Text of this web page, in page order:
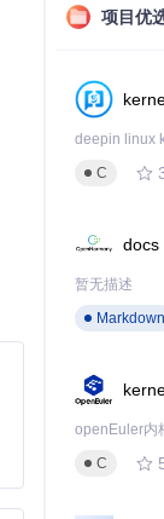
项目优
deepin linux
C
docs
暂无描述
Markdown
C